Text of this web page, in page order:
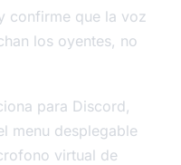
confirme que la voz
los oyentes, no
para Discord,
menu desplegable
virtual de